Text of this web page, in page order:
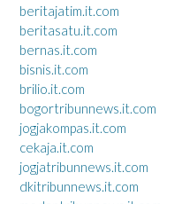
beritajatim.it.com
beritasatu.it.com
bernas.it.com
bisnis.it.com
brilio.it.com
bogortribunnews.it.com
jogjakompas.it.com
cekaja.it.com
jogjatribunnews.it.com
dkitribunnews.it.com